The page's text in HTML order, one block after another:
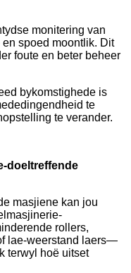
monitering van
spoed moontlik. Dit
foute en beter beheer
bykomstighede is
te
te verander.
doeltreffende
masjiene kan jou
rollers,
lae-weerstand laers—
terwyl hoë uitset